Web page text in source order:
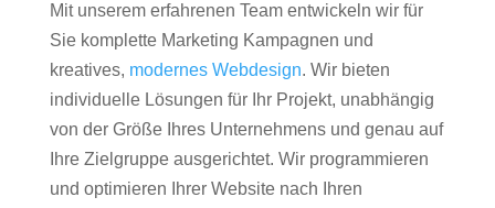
Mit unserem erfahrenen Team entwickeln wir für
Sie komplette Marketing Kampagnen und
kreatives, modernes Webdesign. Wir bieten
individuelle Lösungen für Ihr Projekt, unabhängig
von der Größe Ihres Unternehmens und genau auf
Ihre Zielgruppe ausgerichtet. Wir programmieren
und optimieren Ihrer Website nach Ihren